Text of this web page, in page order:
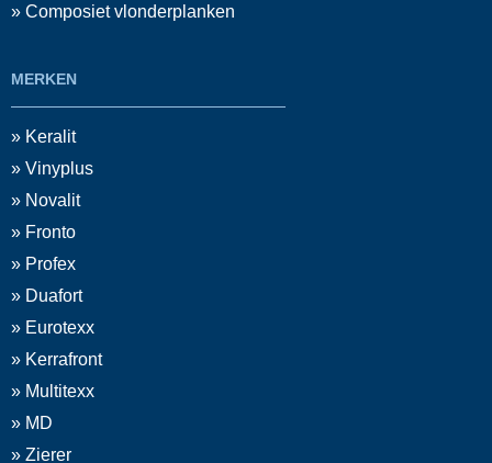
» Composiet vlonderplanken
MERKEN
» Keralit
» Vinyplus
» Novalit
» Fronto
» Profex
» Duafort
» Eurotexx
» Kerrafront
» Multitexx
» MD
» Zierer